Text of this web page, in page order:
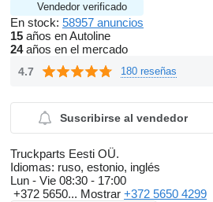
Vendedor verificado
En stock: 58957 anuncios
15 años en Autoline
24años en el mercado
4.7 180 reseñas
Suscribirse al vendedor
Truckparts Eesti OÜ.
Idiomas: ruso, estonio, inglés
Lun - Vie 08:30 - 17:00
+372 5650... Mostrar +372 5650 4299